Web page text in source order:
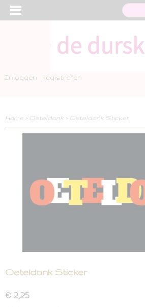
Inloggen Registreren
Home > Oeteldonk > Oeteldonk Sticker
Oeteldonk Sticker
€ 2,25